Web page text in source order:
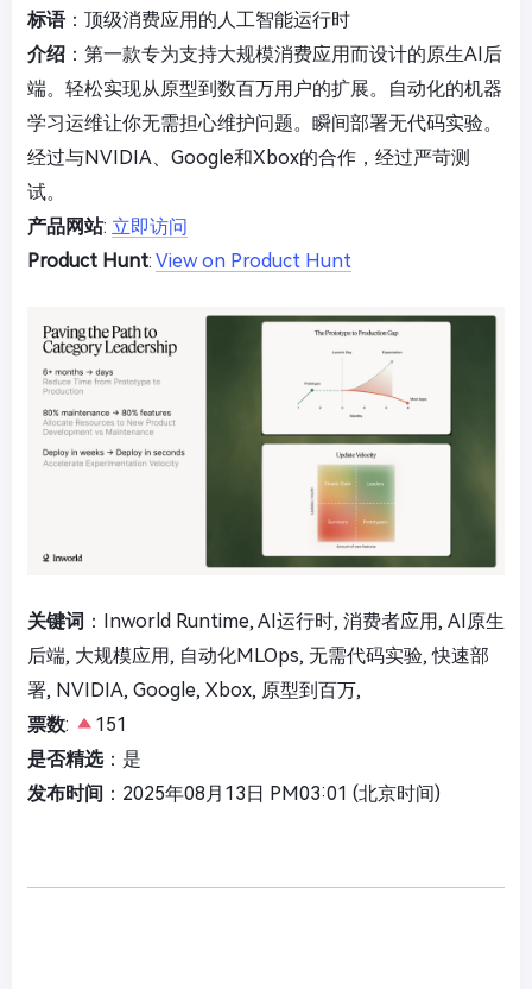
标语：顶级消费应用的人工智能运行时
介绍 ：第一款专为支持大规模消费应用而设计的原生AI后
端。轻松实现从原型到数百万用户的扩展。自动化的机器
学习运维让你无需担心维护问题。瞬间部署无代码实验。
经过与NVIDIA、Google和Xbox的合作，经过严苛测
试。
产品网站: 立即访问
Product Hunt: View on Product Hunt
关键词 ：Inworld Runtime, AI运行时, 消费者应用, AI原生
后端, 大规模应用, 自动化MLOps, 无需代码实验, 快速部
署, NVIDIA, Google, Xbox, 原型到百万,
票数:
151
是否精选：是
发布时间 ：2025年08月13日 PM03:01 (北京时间)